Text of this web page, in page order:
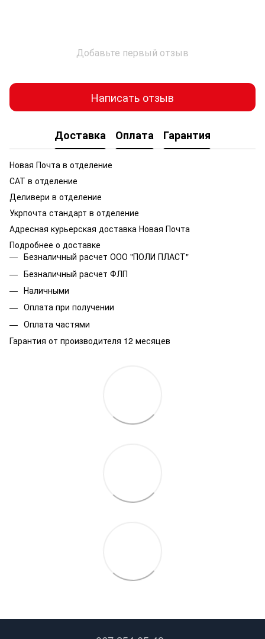
Добавьте первый отзыв
Написать отзыв
Доставка Оплата Гарантия
Новая Почта в отделение
САТ в отделение
Деливери в отделение
Укрпочта стандарт в отделение
Адресная курьерская доставка Новая Почта
Подробнее о доставке
Безналичный расчет ООО "ПОЛИ ПЛАСТ"
Безналичный расчет ФЛП
Наличными
Оплата при получении
Оплата частями
Гарантия от производителя 12 месяцев